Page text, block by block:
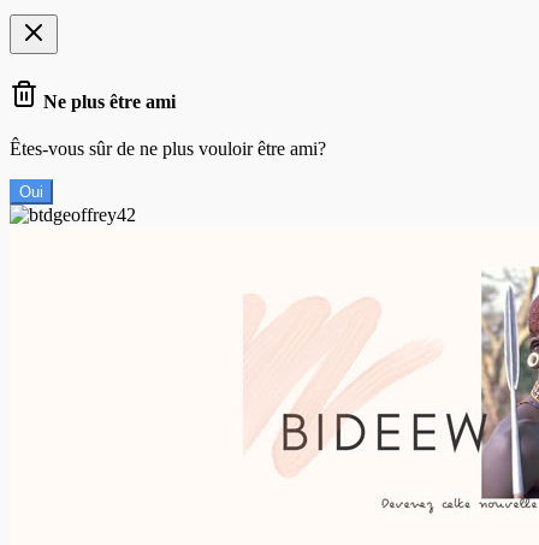
Ne plus être ami
Êtes-vous sûr de ne plus vouloir être ami?
Oui